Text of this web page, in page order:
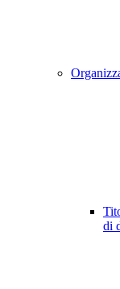
di